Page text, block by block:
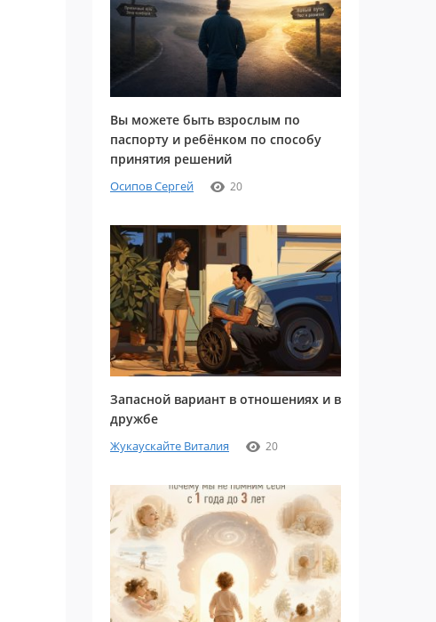
Вы можете быть взрослым по
паспорту и ребёнком по способу
принятия решений
Осипов Сергей 20
Запасной вариант в отношениях и в
дружбе
Жукаускайте Виталия 20